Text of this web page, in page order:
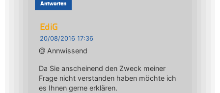
Antworten
EdiG
20/08/2016 17:36
@ Annwissend
Da Sie anscheinend den Zweck meiner
Frage nicht verstanden haben möchte ich
es Ihnen gerne erklären.